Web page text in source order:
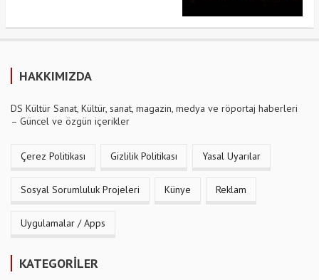
HAKKIMIZDA
DS Kültür Sanat, Kültür, sanat, magazin, medya ve röportaj haberleri
– Güncel ve özgün içerikler
Çerez Politikası Gizlilik Politikası Yasal Uyarılar
Sosyal Sorumluluk Projeleri Künye Reklam
Uygulamalar / Apps
KATEGORİLER